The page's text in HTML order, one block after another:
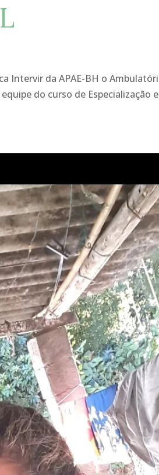
Intervir da APAE-BH o
do curso de Especialização